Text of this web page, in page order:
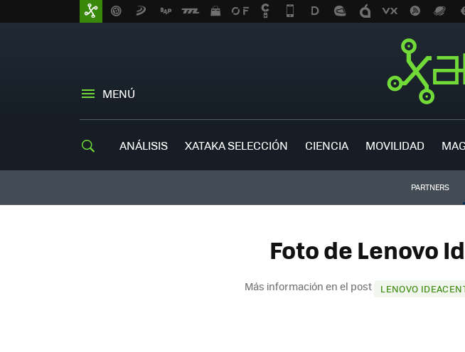
MENÚ
ANÁLISIS XATAKA SELECCIÓN CIENCIA MOVILIDAD
PARTNERS
Foto de Lenovo
Más información en el post LENOVO